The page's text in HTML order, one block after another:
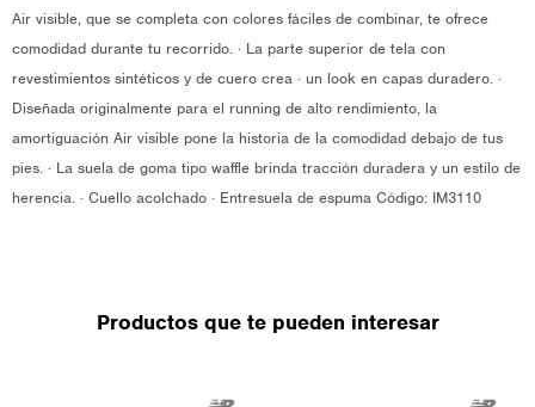
Air visible, que se completa con colores fáciles de combinar, te ofrece
comodidad durante tu recorrido. · La parte superior de tela con
revestimientos sintéticos y de cuero crea · un look en capas duradero. ·
Diseñada originalmente para el running de alto rendimiento, la
amortiguación Air visible pone la historia de la comodidad debajo de tus
pies. · La suela de goma tipo waffle brinda tracción duradera y un estilo de
herencia. · Cuello acolchado · Entresuela de espuma Código: IM3110
Productos que te pueden interesar